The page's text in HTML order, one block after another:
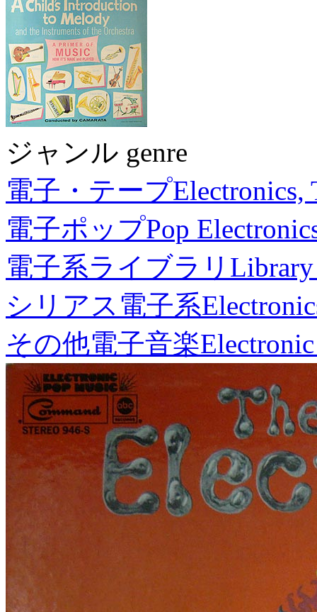
ジャンル genre
電子・テープElectronics,
電子ポップPop
電子系ライブラリ
シリアス電子系
その他電子音楽